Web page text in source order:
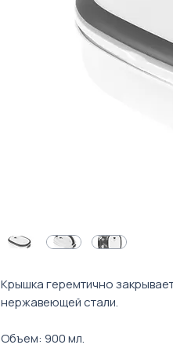
Крышка геремтично
нержавеющей стали.
Объем: 900 мл.